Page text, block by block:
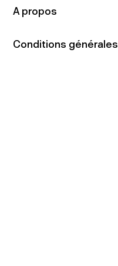
A propos
Conditions générales